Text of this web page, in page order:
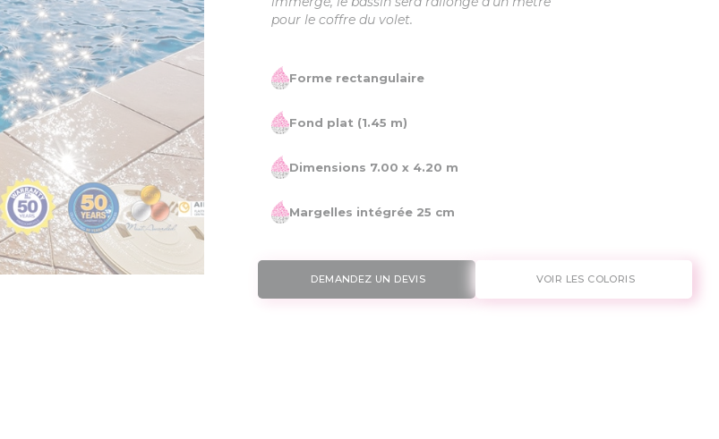
pour le coffre du volet.
Forme rectangulaire
Fond plat (1.45 m)
Dimensions 7.00 x 4.20 m
Margelles intégrée 25 cm
DEMANDEZ UN DEVIS VOIR LES COLORIS